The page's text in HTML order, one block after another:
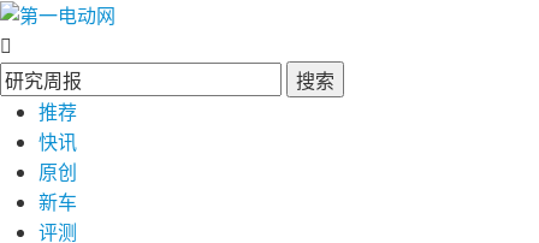
搜索
推荐
快讯
原创
新车
评测